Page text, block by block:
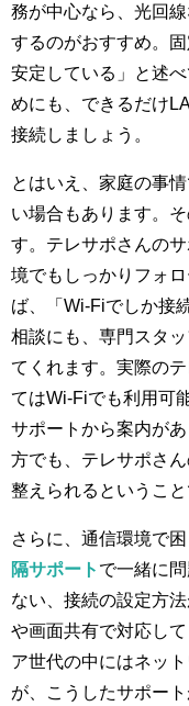
務が中心なら、光回
するのがおすすめ。
安定している」と述
めにも、できるだけ
接続しましょう。
とはいえ、家庭の事
い場合もあります。
す。テレサポさんの
境でもしっかりフォ
ば、「Wi-Fiでしか接
相談にも、専門スタ
てくれます。実際の
てはWi-Fiでも利用可
サポートから案内が
方でも、テレサポさ
整えられるということ
さらに、通信環境で
隔サポート で一緒に
ない、接続の設定方
や画面共有で対応し
ア世代の中にはネッ
が、こうしたサポー